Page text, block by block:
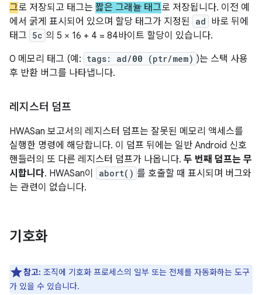
그로 저장되고 태그는 짧은 그래뉼 태그로 저장됩니다. 이전 예
에서 굵게 표시되어 있으며 할당 태그가 지정된 ad 바로 뒤에
태그 5c 의 5 × 16 + 4 = 84바이트 할당이 있습니다.
0 메모리 태그 (예: tags: ad/00 (ptr/mem) )는 스택 사용
후 반환 버그를 나타냅니다.
레지스터 덤프
HWASan 보고서의 레지스터 덤프는 잘못된 메모리 액세스를
실행한 명령에 해당합니다. 이 덤프 뒤에는 일반 Android 신호
핸들러의 또 다른 레지스터 덤프가 나옵니다. 두 번째 덤프는 무
시합니다. HWASan이 abort() 를 호출할 때 표시되며 버그와
는 관련이 없습니다.
기호화
참고: 조직에 기호화 프로세스의 일부 또는 전체를 자동화하는 도구
가 있을 수 있습니다.